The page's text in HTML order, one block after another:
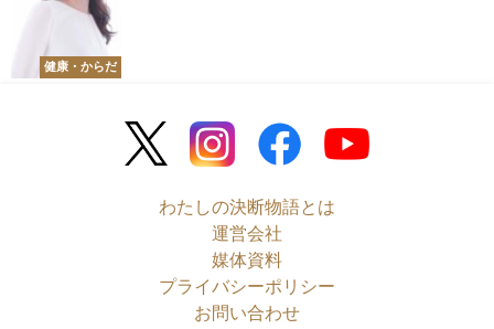
健康・からだ
わたしの決断物語とは
運営会社
媒体資料
プライバシーポリシー
お問い合わせ